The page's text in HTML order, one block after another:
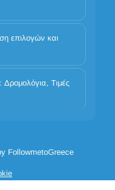
επιλογών και
Τιμές
FollowmetoGreece
δεδομένων είναι
την εμπειρία σας.
βασικά cookies είναι
λειτουργικότητας.
όλων των cookies